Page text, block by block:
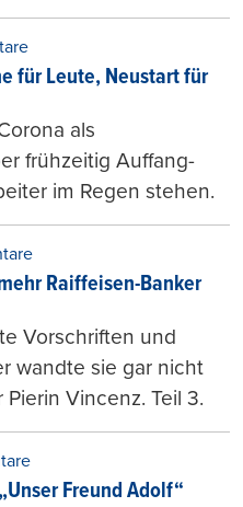
für Leute, Neustart für
als
frühzeitig Auffang-
im Regen stehen.
Raiffeisen-Banker
Vorschriften und
wandte sie gar nicht
Vincenz. Teil 3.
Freund Adolf“